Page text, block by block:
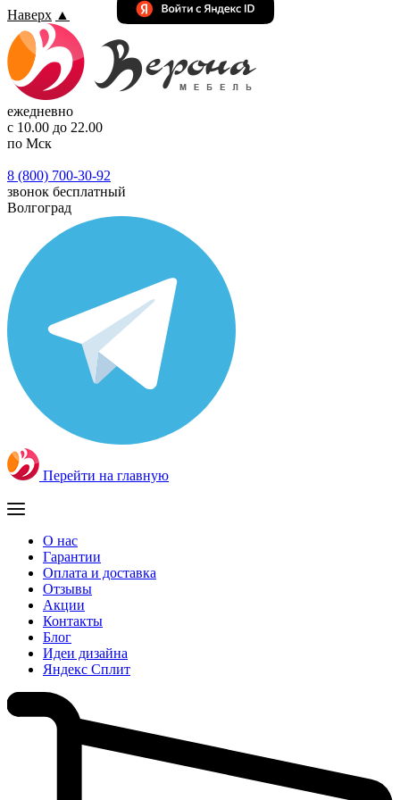
Наверх ▲
ежедневно
с 10.00 до 22.00
по Мск
8 (800) 700-30-92
звонок бесплатный
Волгоград
Перейти на главную
О нас
Гарантии
Оплата и доставка
Отзывы
Акции
Контакты
Блог
Идеи дизайна
Яндекс Сплит